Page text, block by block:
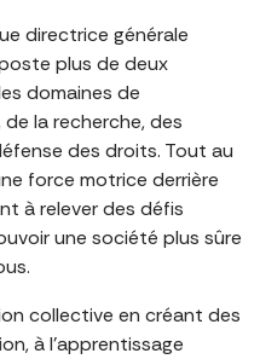
directrice générale
plus de deux
domaines de
la recherche, des
des droits. Tout au
force motrice derrière
à relever des défis
une société plus sûre
collective en créant des
à l’apprentissage